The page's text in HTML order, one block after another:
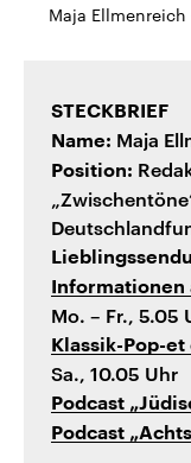
Maja
STECKBRIEF
Name: Maja
Position:
Informationen
Mo. – Fr., 5.05
Klassik-Pop-
Sa., 10.05 Uhr
Podcast
Podcast